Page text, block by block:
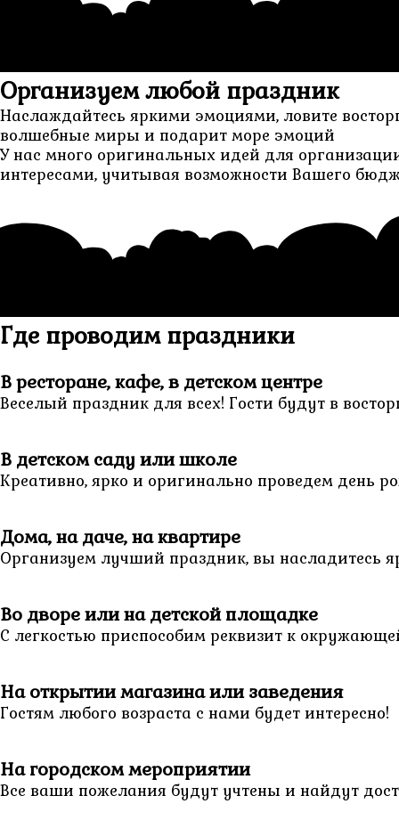
Организуем любой праздник
Наслаждайтесь яркими эмоциями, ловите
волшебные миры и подарит море эмоций
У нас много оригинальных идей для
интересами, учитывая возможности Вашего
Где проводим праздники
В ресторане, кафе, в детском центре
Веселый праздник для всех! Гости будут в
В детском саду или школе
Креативно, ярко и оригинально проведем день
Дома, на даче, на квартире
Организуем лучший праздник, вы насладитесь
Во дворе или на детской площадке
С легкостью приспособим реквизит к
На открытии магазина или заведения
Гостям любого возраста с нами будет интересно!
На городском мероприятии
Все ваши пожелания будут учтены и найдут